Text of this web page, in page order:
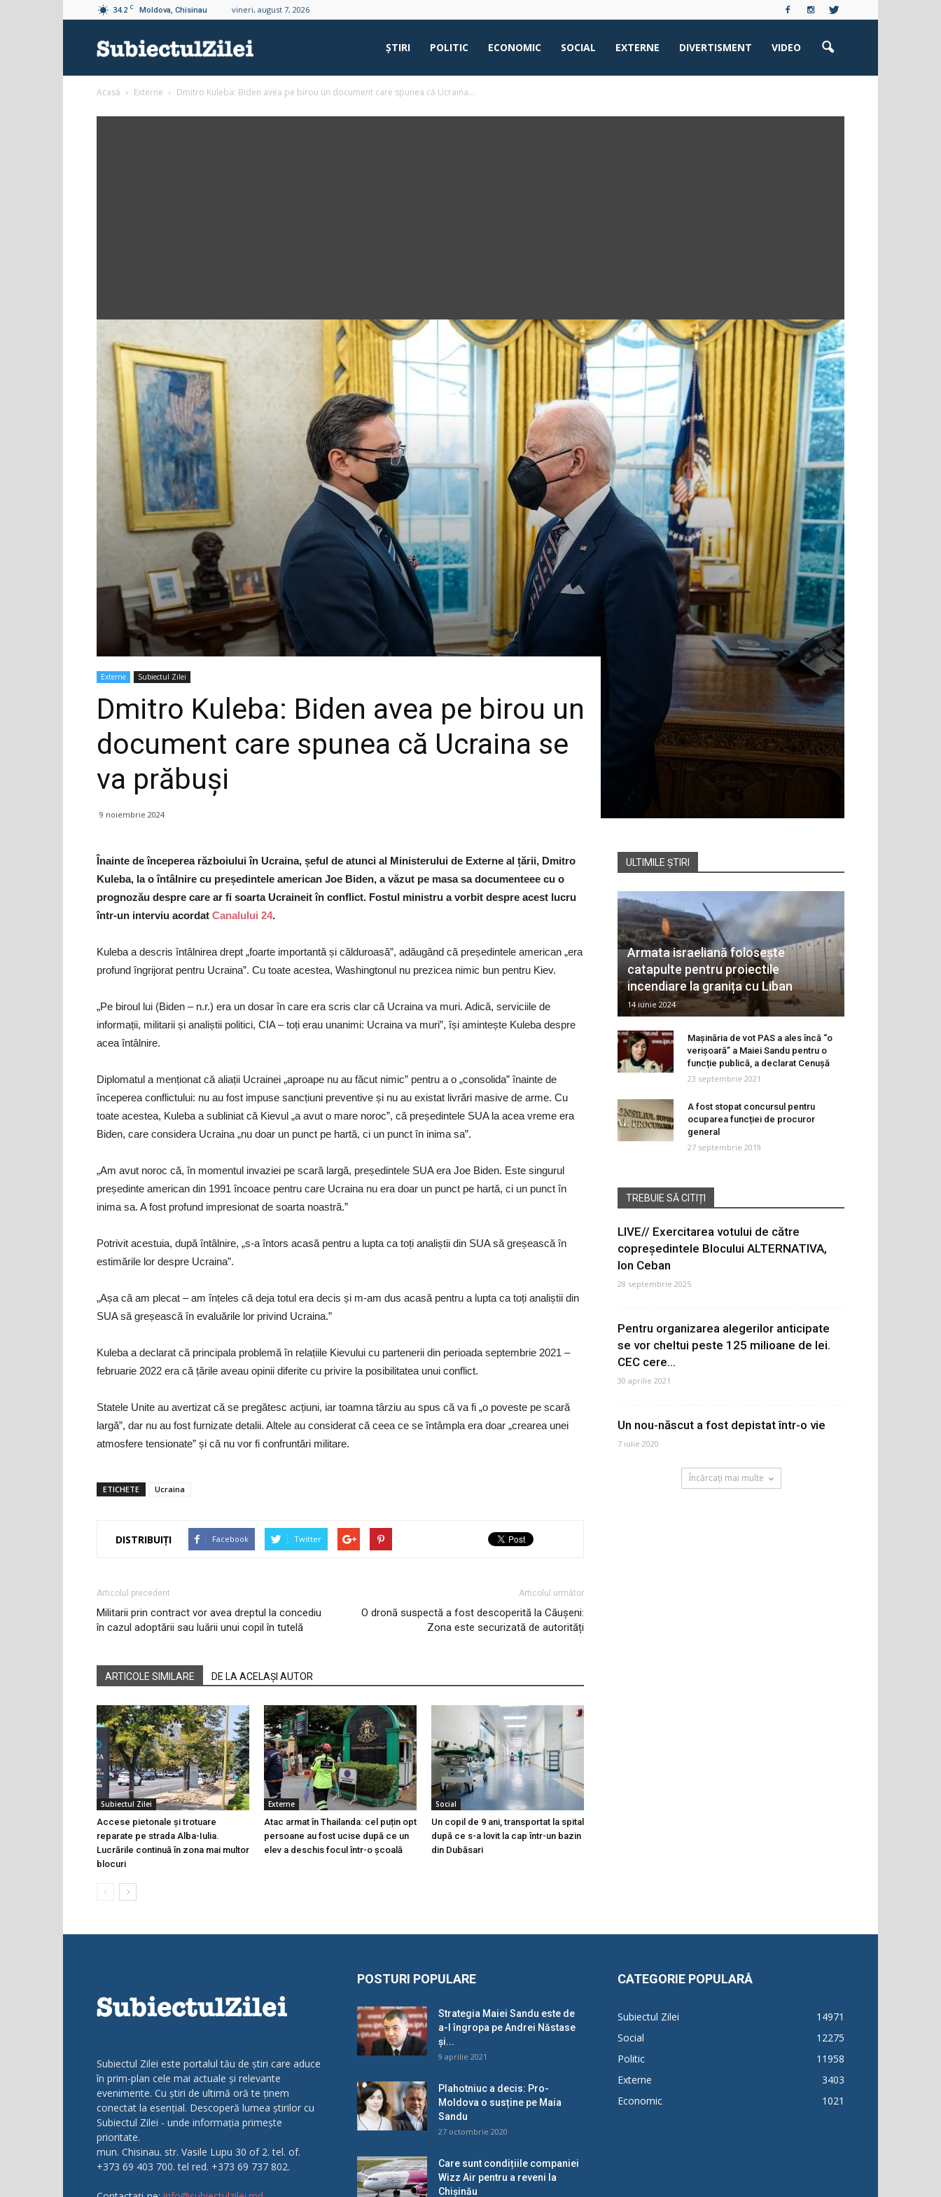
34.2 C Moldova, Chisinau vineri, august 7, 2026
ŞTIRI POLITIC ECONOMIC SOCIAL EXTERNE DIVERTISMENT VIDEO
Acasă Externe Dmitro Kuleba: Biden avea pe birou un document care spunea că Ucraina...
Externe Subiectul Zilei
Dmitro Kuleba: Biden avea pe birou un
document care spunea că Ucraina se
va prăbuși
9 noiembrie 2024
Înainte de începerea războiului în Ucraina, șeful de atunci al Ministerului de Externe al țării, Dmitro
Kuleba, la o întâlnire cu președintele american Joe Biden, a văzut pe masa sa documenteee cu o
prognozău despre care ar fi soarta Ucraineit în conflict. Fostul ministru a vorbit despre acest lucru
într-un interviu acordat Canalului 24.
Kuleba a descris întâlnirea drept „foarte importantă și călduroasă”, adăugând că președintele american „era
profund îngrijorat pentru Ucraina”. Cu toate acestea, Washingtonul nu prezicea nimic bun pentru Kiev.
„Pe biroul lui (Biden – n.r.) era un dosar în care era scris clar că Ucraina va muri. Adică, serviciile de
informații, militarii și analiștii politici, CIA – toți erau unanimi: Ucraina va muri”, își amintește Kuleba despre
acea întâlnire.
Diplomatul a menționat că aliații Ucrainei „aproape nu au făcut nimic” pentru a o „consolida” înainte de
începerea conflictului: nu au fost impuse sancțiuni preventive și nu au existat livrări masive de arme. Cu
toate acestea, Kuleba a subliniat că Kievul „a avut o mare noroc”, că președintele SUA la acea vreme era
Biden, care considera Ucraina „nu doar un punct pe hartă, ci un punct în inima sa”.
„Am avut noroc că, în momentul invaziei pe scară largă, președintele SUA era Joe Biden. Este singurul
președinte american din 1991 încoace pentru care Ucraina nu era doar un punct pe hartă, ci un punct în
inima sa. A fost profund impresionat de soarta noastră.”
Potrivit acestuia, după întâlnire, „s-a întors acasă pentru a lupta ca toți analiștii din SUA să greșească în
estimările lor despre Ucraina”.
„Așa că am plecat – am înțeles că deja totul era decis și m-am dus acasă pentru a lupta ca toți analiștii din
SUA să greșească în evaluările lor privind Ucraina.”
Kuleba a declarat că principala problemă în relațiile Kievului cu partenerii din perioada septembrie 2021 –
februarie 2022 era că țările aveau opinii diferite cu privire la posibilitatea unui conflict.
Statele Unite au avertizat că se pregătesc acțiuni, iar toamna târziu au spus că va fi „o poveste pe scară
largă”, dar nu au fost furnizate detalii. Altele au considerat că ceea ce se întâmpla era doar „crearea unei
atmosfere tensionate” și că nu vor fi confruntări militare.
ETICHETE Ucraina
DISTRIBUIȚI Facebook Twitter
Articolul precedent
Militarii prin contract vor avea dreptul la concediu
în cazul adoptării sau luării unui copil în tutelă
Articolul următor
O dronă suspectă a fost descoperită la Căușeni:
Zona este securizată de autorități
ARTICOLE SIMILARE DE LA ACELAȘI AUTOR
Subiectul Zilei
Accese pietonale și trotuare
reparate pe strada Alba-Iulia.
Lucrările continuă în zona mai multor
blocuri
Externe
Atac armat în Thailanda: cel puțin opt
persoane au fost ucise după ce un
elev a deschis focul într-o școală
Social
Un copil de 9 ani, transportat la spital
după ce s-a lovit la cap într-un bazin
din Dubăsari
ULTIMILE ȘTIRI
Armata israeliană folosește
catapulte pentru proiectile
incendiare la granița cu Liban
14 iunie 2024
Mașinăria de vot PAS a ales încă “o
verișoară” a Maiei Sandu pentru o
funcție publică, a declarat Cenușă
23 septembrie 2021
A fost stopat concursul pentru
ocuparea funcției de procuror
general
27 septembrie 2019
TREBUIE SĂ CITIȚI
LIVE// Exercitarea votului de către
copreședintele Blocului ALTERNATIVA,
Ion Ceban
28 septembrie 2025
Pentru organizarea alegerilor anticipate
se vor cheltui peste 125 milioane de lei.
CEC cere...
30 aprilie 2021
Un nou-născut a fost depistat într-o vie
7 iulie 2020
Încărcați mai multe
Subiectul Zilei este portalul tău de știri care aduce
în prim-plan cele mai actuale și relevante
evenimente. Cu știri de ultimă oră te ținem
conectat la esențial. Descoperă lumea știrilor cu
Subiectul Zilei - unde informația primește
prioritate.
mun. Chisinau. str. Vasile Lupu 30 of 2. tel. of.
+373 69 403 700. tel red. +373 69 737 802.
POSTURI POPULARE
Strategia Maiei Sandu este de
a-l îngropa pe Andrei Năstase
și...
9 aprilie 2021
Plahotniuc a decis: Pro-
Moldova o susține pe Maia
Sandu
27 octombrie 2020
Care sunt condițiile companiei
Wizz Air pentru a reveni la
Chișinău
CATEGORIE POPULARĂ
Subiectul Zilei
14971
Social
12275
Politic
11958
Externe
3403
Economic
1021